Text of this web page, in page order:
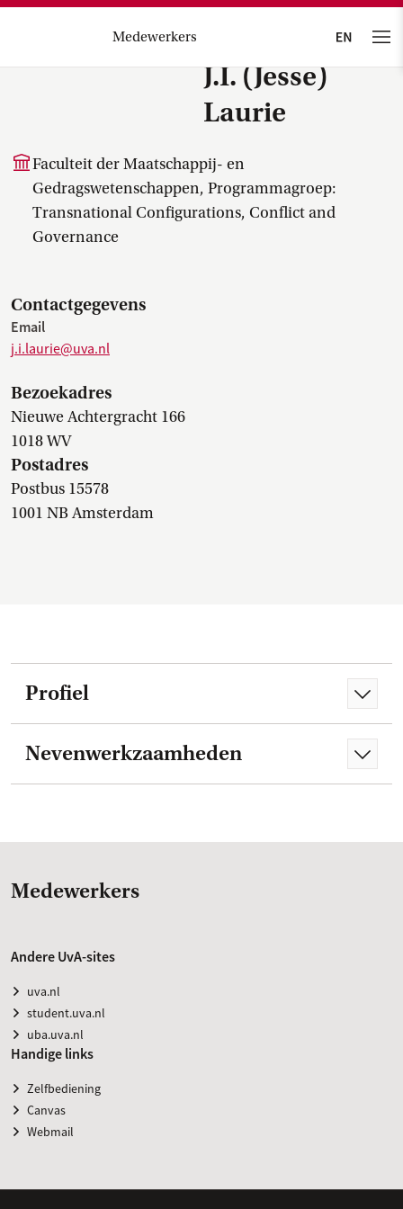
Medewerkers
J.I. (Jesse)
Laurie
Faculteit der Maatschappij- en
Gedragswetenschappen, Programmagroep:
Transnational Configurations, Conflict and
Governance
Contactgegevens
Email
j.i.laurie@uva.nl
Bezoekadres
Nieuwe Achtergracht 166
1018 WV
Postadres
Postbus 15578
1001 NB Amsterdam
Profiel
Nevenwerkzaamheden
Medewerkers
Andere UvA-sites
uva.nl
student.uva.nl
uba.uva.nl
Handige links
Zelfbediening
Canvas
Webmail